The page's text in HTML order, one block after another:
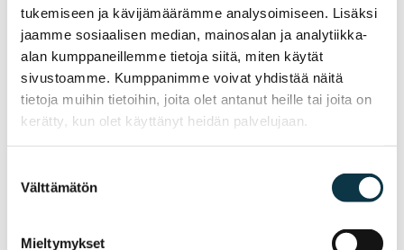
tukemiseen ja kävijämäärämme analysoimiseen. Lisäksi
jaamme sosiaalisen median, mainosalan ja analytiikka-
alan kumppaneillemme tietoja siitä, miten käytät
sivustoamme. Kumppanimme voivat yhdistää näitä
tietoja muihin tietoihin, joita olet antanut heille tai joita on
kerätty, kun olet käyttänyt heidän palvelujaan.
valinta
Välttämätön
Mieltymykset
Talouskonsultoinnin palvelut
Tuotamme osaamisellamme yrityksen johdon tarpeisiin
räätälöityjä ratkaisuja taloushallinnollisiin ja
kirjanpitoteknisiin kysymyksiin liittyen. Palvelumme
koostuvat esimerkiksi seuraavista:
Talouspäällikköpalvelut aina yksittäisistä budjetti-,